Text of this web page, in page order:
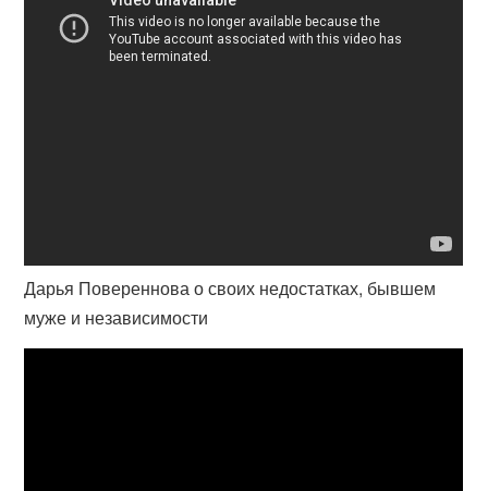
Дарья Повереннова о своих недостатках, бывшем
муже и независимости